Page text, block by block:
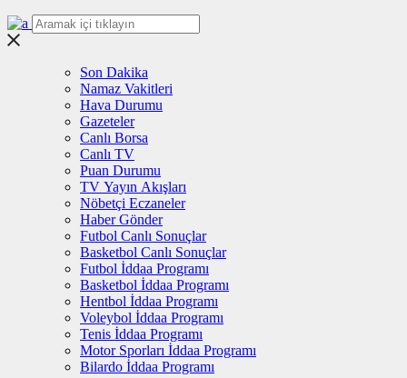
Son Dakika
Namaz Vakitleri
Hava Durumu
Gazeteler
Canlı Borsa
Canlı TV
Puan Durumu
TV Yayın Akışları
Nöbetçi Eczaneler
Haber Gönder
Futbol Canlı Sonuçlar
Basketbol Canlı Sonuçlar
Futbol İddaa Programı
Basketbol İddaa Programı
Hentbol İddaa Programı
Voleybol İddaa Programı
Tenis İddaa Programı
Motor Sporları İddaa Programı
Bilardo İddaa Programı